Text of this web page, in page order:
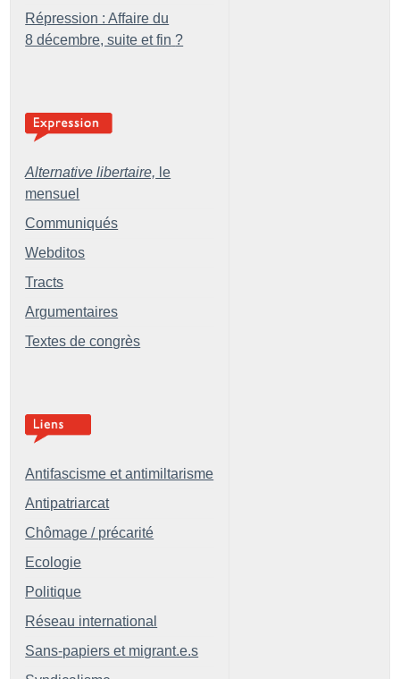
Répression : Affaire du
8 décembre, suite et fin ?
Alternative libertaire, le
mensuel
Communiqués
Webditos
Tracts
Argumentaires
Textes de congrès
Antifascisme et antimiltarisme
Antipatriarcat
Chômage / précarité
Ecologie
Politique
Réseau international
Sans-papiers et migrant.e.s